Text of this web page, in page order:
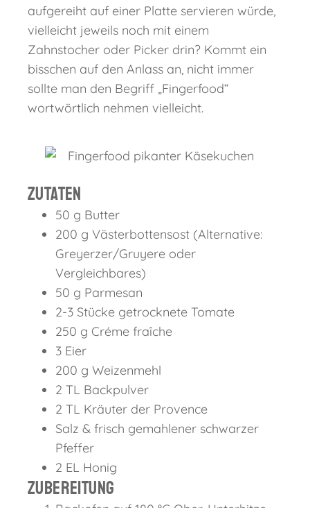
aufgereiht auf einer Platte servieren würde,
vielleicht jeweils noch mit einem
Zahnstocher oder Picker drin? Kommt ein
bisschen auf den Anlass an, nicht immer
sollte man den Begriff „Fingerfood“
wortwörtlich nehmen vielleicht.
Zutaten
50 g Butter
200 g Västerbottensost (Alternative:
Greyerzer/Gruyere oder
Vergleichbares)
50 g Parmesan
2-3 Stücke getrocknete Tomate
250 g Créme fraîche
3 Eier
200 g Weizenmehl
2 TL Backpulver
2 TL Kräuter der Provence
Salz & frisch gemahlener schwarzer
Pfeffer
2 EL Honig
Zubereitung